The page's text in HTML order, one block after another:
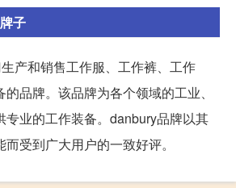
子
产和销售工作服、工作裤、工作
品牌。该品牌为各个领域的工业、
专业的工作装备。danbury品牌以其
受到广大用户的一致好评。